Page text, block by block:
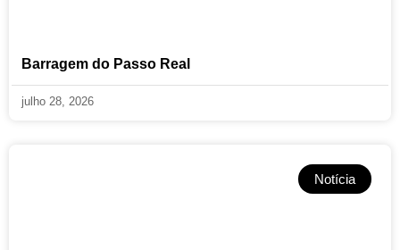
Barragem do Passo Real
julho 28, 2026
Notícia